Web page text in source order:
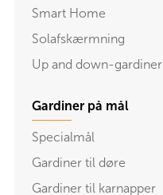
Smart Home
Solafskærmning
Up and down-gardiner
Gardiner på mål
Specialmål
Gardiner til døre
Gardiner til karnapper